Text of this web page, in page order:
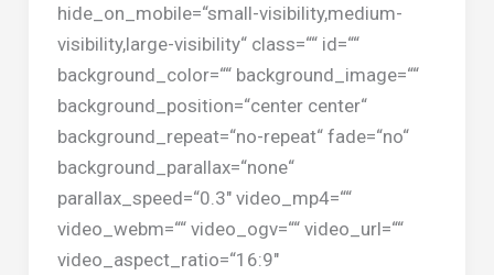
hide_on_mobile=“small-visibility,medium-
visibility,large-visibility“ class=““ id=““
background_color=““ background_image=““
background_position=“center center“
background_repeat=“no-repeat“ fade=“no“
background_parallax=“none“
parallax_speed=“0.3″ video_mp4=““
video_webm=““ video_ogv=““ video_url=““
video_aspect_ratio=“16:9″